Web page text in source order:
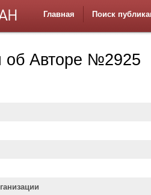
Главная Поиск
Авторе №2925